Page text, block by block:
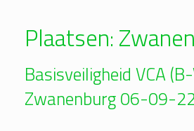
Plaatsen:
Basisveiligheid VCA
Zwanenburg 06-09-